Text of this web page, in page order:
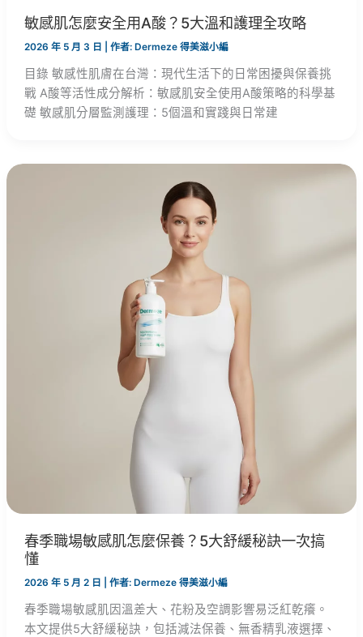
敏感肌怎麼安全用A酸？5大溫和護理全攻略
2026 年 5 月 3 日 | 作者: Dermeze 得美滋小編
目錄 敏感性肌膚在台灣：現代生活下的日常困擾與保養挑
戰 A酸等活性成分解析：敏感肌安全使用A酸策略的科學基
礎 敏感肌分層監測護理：5個溫和實踐與日常建
春季職場敏感肌怎麼保養？5大舒緩秘訣一次搞
懂
2026 年 5 月 2 日 | 作者: Dermeze 得美滋小編
春季職場敏感肌因溫差大、花粉及空調影響易泛紅乾癢。
本文提供5大舒緩秘訣，包括減法保養、無香精乳液選擇、